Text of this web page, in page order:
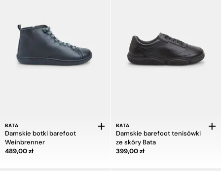
BATA
Damskie botki barefoot
Weinbrenner
Cena 489,00 zł
489,00 zł
BATA
Damskie barefoot tenisówki
ze skóry Bata
Cena 399,00 zł
399,00 zł